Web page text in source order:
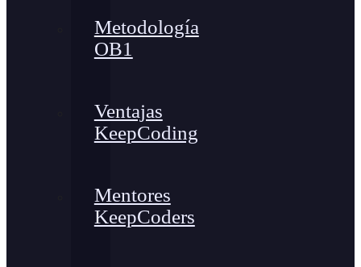
Metodología
OB1
Ventajas
KeepCoding
Mentores
KeepCoders